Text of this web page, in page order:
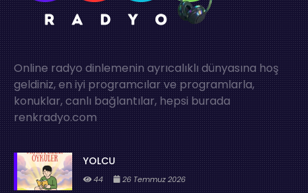
Online radyo dinlemenin ayrıcalıklı dünyasına hoş
geldiniz, en iyi programcılar ve programlarla,
konuklar, canlı bağlantılar, hepsi burada
renkradyo.com
YOLCU
44 26 Temmuz 2026